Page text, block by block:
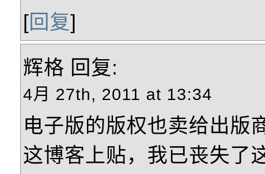
[回复]
辉格 回复:
4月 27th, 2011 at 13:34
电子版的版权也卖给出版
这博客上贴，我已丧失了